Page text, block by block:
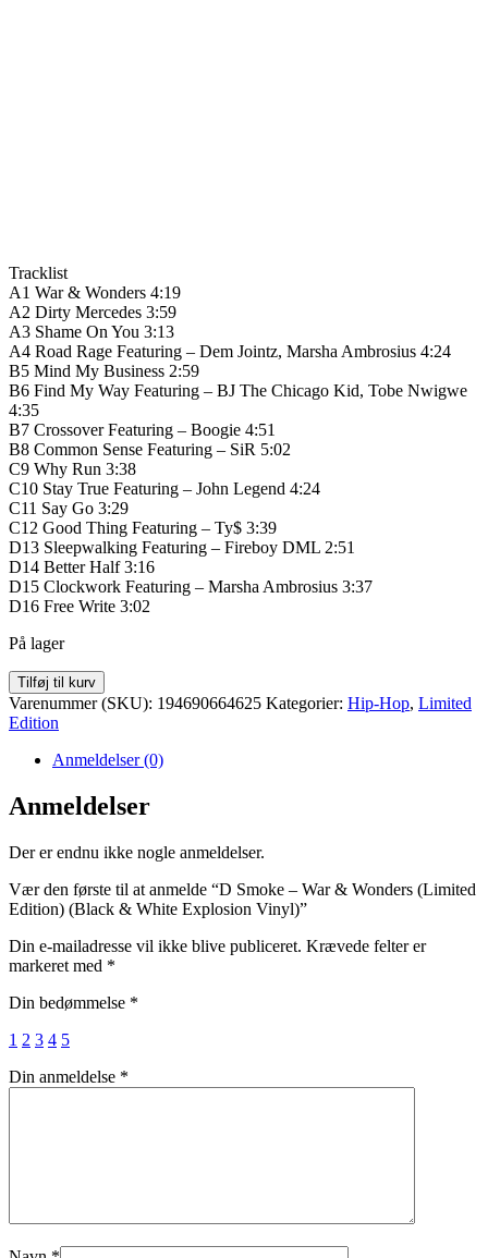
Tracklist
A1 War & Wonders 4:19
A2 Dirty Mercedes 3:59
A3 Shame On You 3:13
A4 Road Rage Featuring – Dem Jointz, Marsha Ambrosius 4:24
B5 Mind My Business 2:59
B6 Find My Way Featuring – BJ The Chicago Kid, Tobe Nwigwe
4:35
B7 Crossover Featuring – Boogie 4:51
B8 Common Sense Featuring – SiR 5:02
C9 Why Run 3:38
C10 Stay True Featuring – John Legend 4:24
C11 Say Go 3:29
C12 Good Thing Featuring – Ty$ 3:39
D13 Sleepwalking Featuring – Fireboy DML 2:51
D14 Better Half 3:16
D15 Clockwork Featuring – Marsha Ambrosius 3:37
D16 Free Write 3:02
På lager
D
Smoke
-
(Limited
Edition)
&
Explosion
Vinyl)
Tilføj til kurv
Varenummer (SKU): 194690664625 Kategorier: Hip-Hop, Limited
Edition
Anmeldelser (0)
Anmeldelser
Der er endnu ikke nogle anmeldelser.
Vær den første til at anmelde “D Smoke – War & Wonders (Limited
Edition) (Black & White Explosion Vinyl)”
Din e-mailadresse vil ikke blive publiceret. Krævede felter er
markeret med *
Din bedømmelse *
1 2 3 4 5
Din anmeldelse *